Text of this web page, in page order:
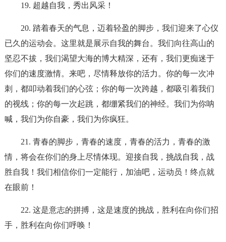
19. 超越自我，秀出风采！
20. 踏着春天的气息，迈着轻盈的脚步，我们迎来了心仪
已久的运动会。这里就是展示自我的舞台。我们向往高山的
坚忍不拔，我们渴望大海的博大精深，还有，我们更痴迷于
你们的速度激情。来吧，尽情释放你的活力。你的每一次冲
刺，都叩动着我们的心弦；你的每一次跨越，都吸引着我们
的视线；你的每一次起跳，都绷紧我们的神经。我们为你呐
喊，我们为你自豪，我们为你疯狂。
21. 青春的脚步，青春的速度，青春的活力，青春的激
情，将会在你们的身上尽情体现。迎接自我，挑战自我，战
胜自我！我们相信你们一定能行，加油吧，运动员！终点就
在眼前！
22. 这是意志的拼搏，这是速度的挑战，胜利在向你们招
手，胜利在向你们呼唤！